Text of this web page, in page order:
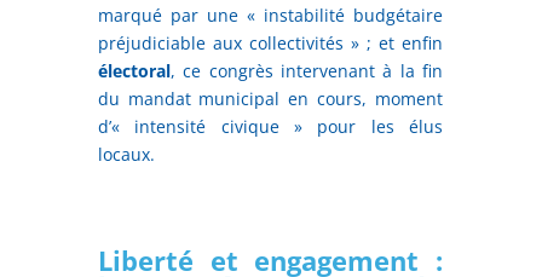
marqué par une « instabilité budgétaire
préjudiciable aux collectivités » ; et enfin
électoral, ce congrès intervenant à la fin
du mandat municipal en cours, moment
d’« intensité civique » pour les élus
locaux.
Liberté et engagement :